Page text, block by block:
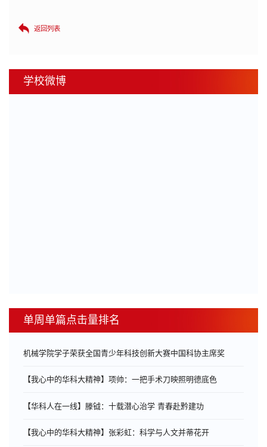
返回列表
学校微博
单周单篇点击量排名
机械学院学子荣获全国青少年科技创新大赛中国科协主席奖
【我心中的华科大精神】项帅：一把手术刀映照明德底色
【华科人在一线】滕钺：十载潜心治学 青春赴黔建功
【我心中的华科大精神】张彩虹：科学与人文并蒂花开